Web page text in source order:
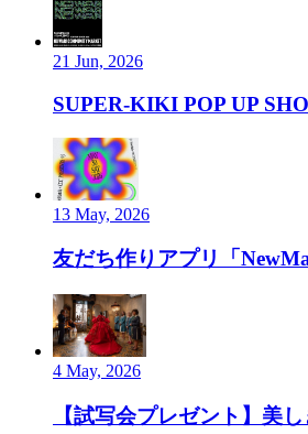
21 Jun, 2026
SUPER-KIKI POP UP
13 May, 2026
友だち作りアプリ「
4 May, 2026
【試写会プレゼント】美